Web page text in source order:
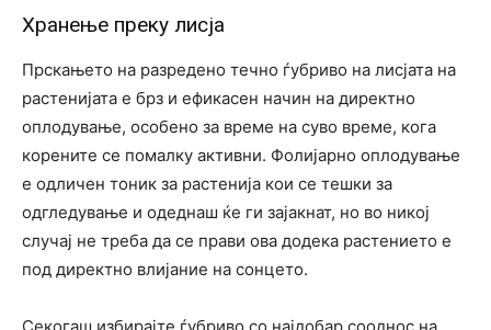
Хранење преку лисја
Прскањето на разредено течно ѓубриво на лисјата на
растенијата е брз и ефикасен начин на директно
оплодување, особено за време на суво време, кога
корените се помалку активни. Фолијарно оплодување
е одличен тоник за растенија кои се тешки за
одгледување и одеднаш ќе ги зајакнат, но во никој
случај не треба да се прави ова додека растението е
под директно влијание на сонцето.